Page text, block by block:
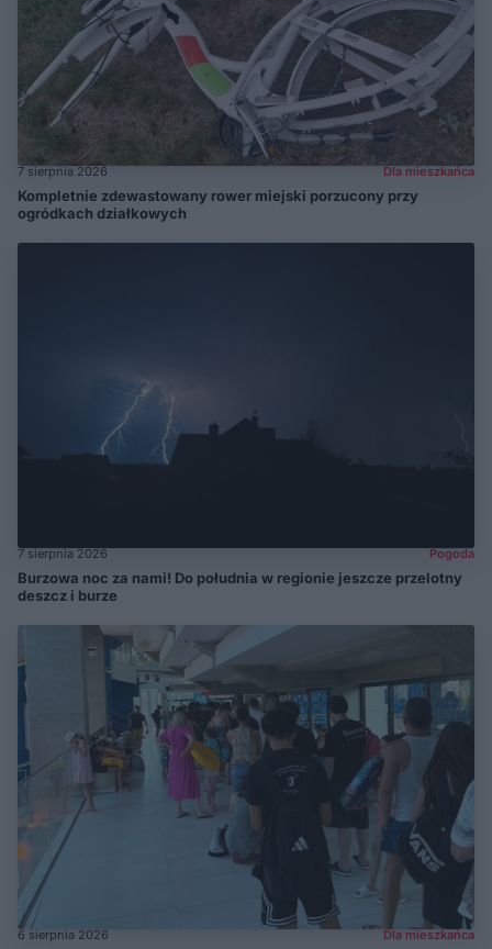
7 sierpnia 2026 Dla mieszkańca
Kompletnie zdewastowany rower miejski porzucony przy
ogródkach działkowych
7 sierpnia 2026 Pogoda
Burzowa noc za nami! Do południa w regionie jeszcze przelotny
deszcz i burze
6 sierpnia 2026 Dla mieszkańca